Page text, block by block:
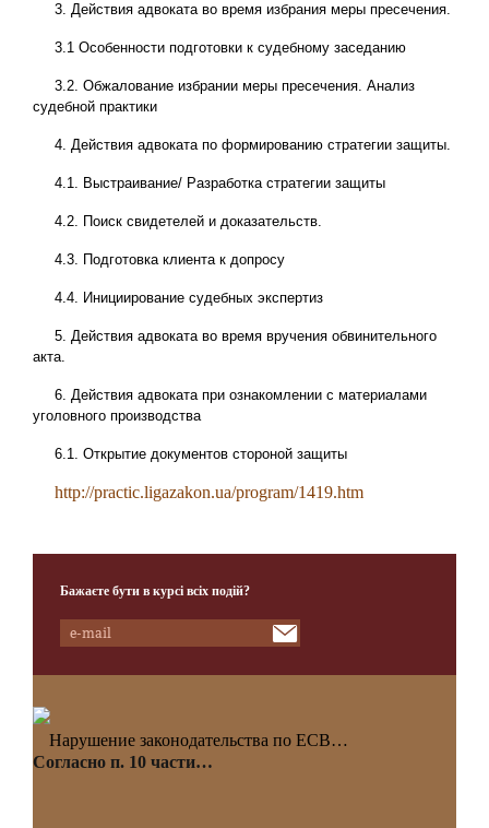
3. Действия адвоката во время избрания меры пресечения.
3.1 Особенности подготовки к судебному заседанию
3.2. Обжалование избрании меры пресечения. Анализ
судебной практики
4. Действия адвоката по формированию стратегии защиты.
4.1. Выстраивание/ Разработка стратегии защиты
4.2. Поиск свидетелей и доказательств.
4.3. Подготовка клиента к допросу
4.4. Инициирование судебных экспертиз
5. Действия адвоката во время вручения обвинительного
акта.
6. Действия адвоката при ознакомлении с материалами
уголовного производства
6.1. Открытие документов стороной защиты
http://practic.ligazakon.ua/program/1419.htm
Бажаєте бути в курсі всіх подій?
Нарушение законодательства по ЕСВ…
Согласно п. 10 части…